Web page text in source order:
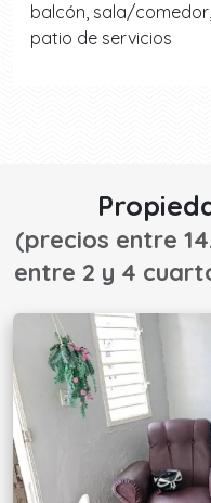
balcón, sala/
patio de servicios
(precios entre
entre 2 y 4